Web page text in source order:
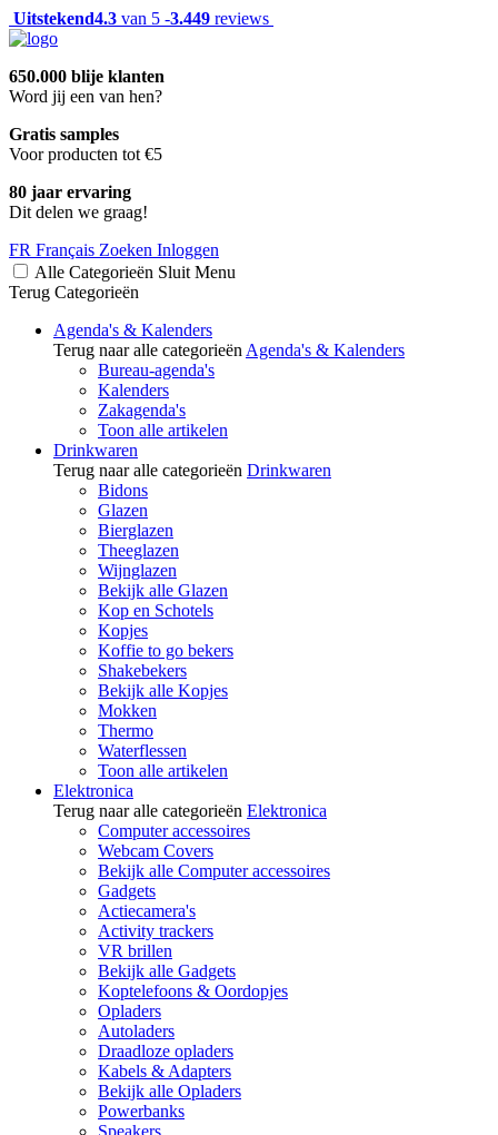
Uitstekend4.3 van 5 -3.449 reviews
650.000 blije klanten
Word jij een van hen?
Gratis samples
Voor producten tot €5
80 jaar ervaring
Dit delen we graag!
FR Français Zoeken Inloggen
Alle Categorieën Sluit Menu
Terug Categorieën
Agenda's & Kalenders
Terug naar alle categorieën Agenda's & Kalenders
Bureau-agenda's
Kalenders
Zakagenda's
Toon alle artikelen
Drinkwaren
Terug naar alle categorieën Drinkwaren
Bidons
Glazen
Bierglazen
Theeglazen
Wijnglazen
Bekijk alle Glazen
Kop en Schotels
Kopjes
Koffie to go bekers
Shakebekers
Bekijk alle Kopjes
Mokken
Thermo
Waterflessen
Toon alle artikelen
Elektronica
Terug naar alle categorieën Elektronica
Computer accessoires
Webcam Covers
Bekijk alle Computer accessoires
Gadgets
Actiecamera's
Activity trackers
VR brillen
Bekijk alle Gadgets
Koptelefoons & Oordopjes
Opladers
Autoladers
Draadloze opladers
Kabels & Adapters
Bekijk alle Opladers
Powerbanks
Speakers